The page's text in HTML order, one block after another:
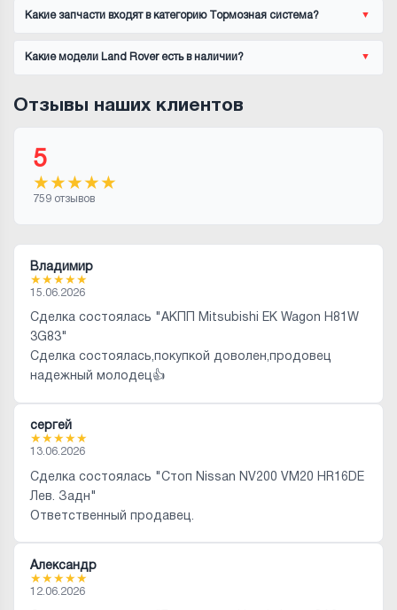
Какие запчасти входят в категорию Тормозная система?
Какие модели Land Rover есть в наличии?
Отзывы наших клиентов
5
★★★★★
759 отзывов
Владимир
★★★★★
15.06.2026
Сделка состоялась "АКПП Mitsubishi EK Wagon H81W
3G83"
Сделка состоялась,покупкой доволен,продовец
надежный молодец👍
сергей
★★★★★
13.06.2026
Сделка состоялась "Стоп Nissan NV200 VM20 HR16DE
Лев. Задн"
Ответственный продавец.
Александр
★★★★★
12.06.2026